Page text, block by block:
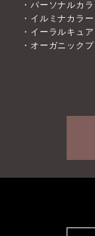
・パーソナルカ
・イルミナカラ
・イーラルキュア
・オーガニック